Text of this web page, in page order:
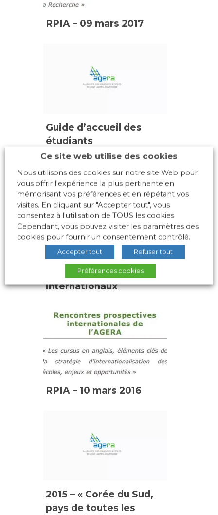
RPIA – 09 mars 2017
Guide d’accueil des
étudiants
internationaux
Protection médicale et
sociale des étudiants
internationaux
RPIA – 10 mars 2016
2015 – « Corée du Sud,
pays de toutes les
Ce site web utilise des cookies
Nous utilisons des cookies sur notre site Web pour
vous offrir l'expérience la plus pertinente en
mémorisant vos préférences et en répétant vos
visites. En cliquant sur "Accepter tout", vous
consentez à l'utilisation de TOUS les cookies.
Cependant, vous pouvez visiter les paramètres des
cookies pour fournir un consentement contrôlé.
Accepter tout Refuser tout
Préférences cookies